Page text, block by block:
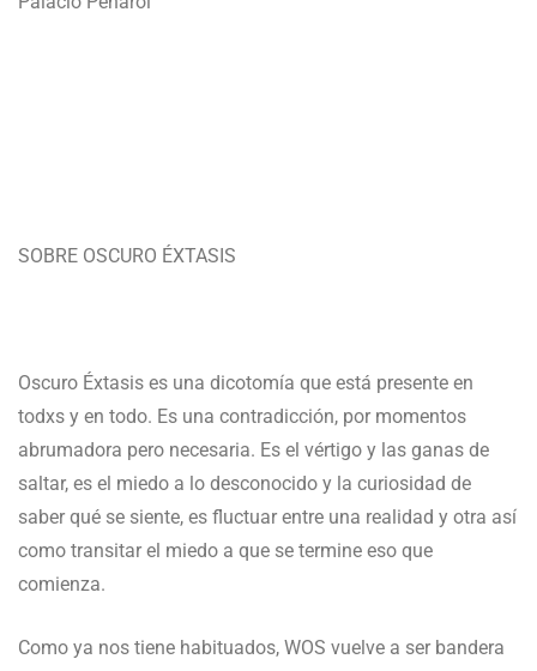
SOBRE OSCURO ÉXTASIS
Oscuro Éxtasis es una dicotomía que está presente en
todxs y en todo. Es una contradicción, por momentos
abrumadora pero necesaria. Es el vértigo y las ganas de
saltar, es el miedo a lo desconocido y la curiosidad de
saber qué se siente, es fluctuar entre una realidad y otra así
como transitar el miedo a que se termine eso que
comienza.
Como ya nos tiene habituados, WOS vuelve a ser bandera